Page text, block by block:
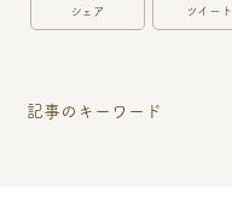
シェア ツイート
記事のキーワード